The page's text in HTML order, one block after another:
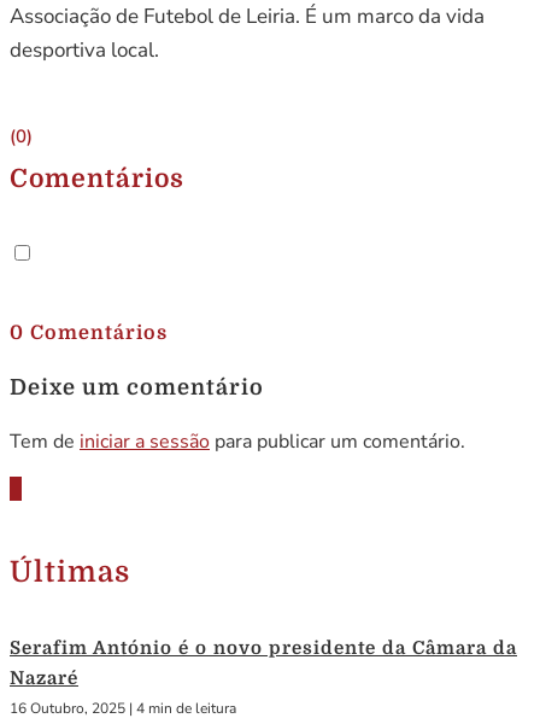
Associação de Futebol de Leiria. É um marco da vida
desportiva local.
(0)
Comentários
0 Comentários
Deixe um comentário
Tem de iniciar a sessão para publicar um comentário.
Últimas
Serafim António é o novo presidente da Câmara da
Nazaré
16 Outubro, 2025 | 4 min de leitura